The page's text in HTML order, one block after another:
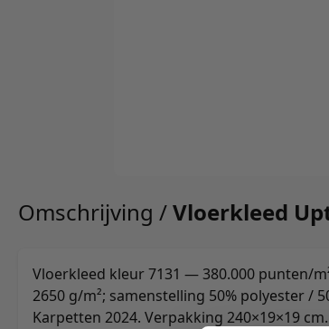
Omschrijving /Vloerkleed
Vloerkleed kleur 7131 — 380.000 punten/
2650 g/m²; samenstelling 50% polyester /
Karpetten 2024. Verpakking 240×19×19 cm.